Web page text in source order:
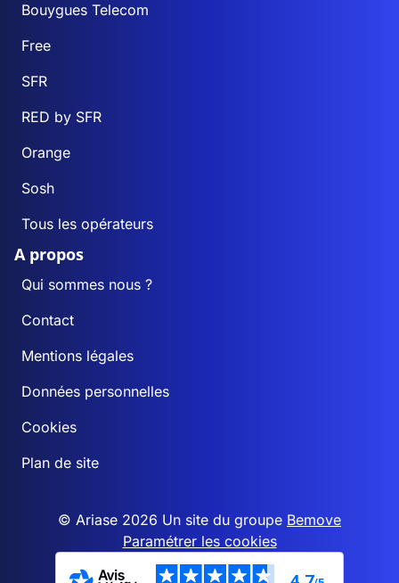
Bouygues Telecom
Free
SFR
RED by SFR
Orange
Sosh
Tous les opérateurs
A propos
Qui sommes nous ?
Contact
Mentions légales
Données personnelles
Cookies
Plan de site
© Ariase 2026 Un site du groupe Bemove
Paramétrer les cookies